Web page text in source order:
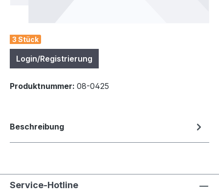
3 Stück
Login/Registrierung
Produktnummer: 08-0425
Beschreibung
Service-Hotline